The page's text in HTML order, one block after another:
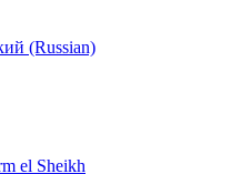
(Russian)